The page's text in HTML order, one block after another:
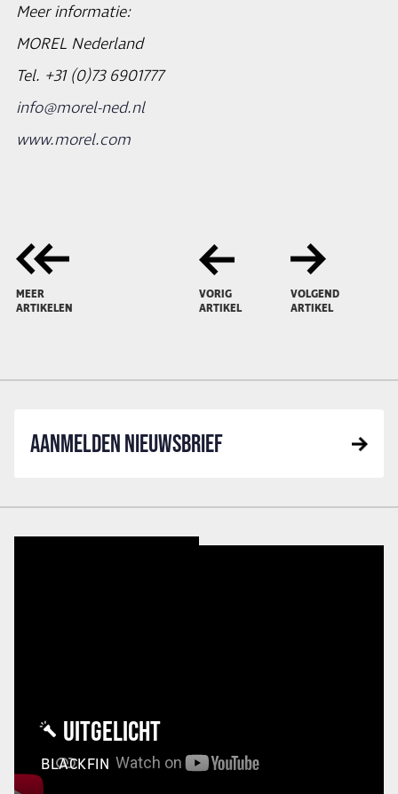
Meer informatie:
MOREL Nederland
Tel. +31 (0)73 6901777
info@morel-ned.nl
www.morel.com
MEER
ARTIKELEN
VORIG
ARTIKEL
VOLGEND
ARTIKEL
AANMELDEN NIEUWSBRIEF
UITGELICHT
BLACKFIN